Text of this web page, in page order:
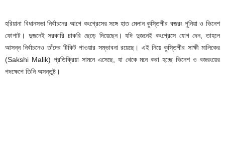
হরিয়ানা বিধানসভা নির্বাচনের আগে কংগ্রেসের সঙ্গে হাত মেলান কুস্তিগীর বজরং পুনিয়া ও ভিনেশ
ফোগাট। দুজনেই সরকারি চাকরি ছেড়ে দিয়েছেন। যদি দুজনেই কংগ্রেসে যোগ দেন, তাহলে
আসন্ন নির্বাচনেও তাঁদের টিকিট পাওয়ার সম্ভাবনা রয়েছে। এই নিয়ে কুস্তিগীর সাক্ষী মালিকের
(Sakshi Malik) প্রতিক্রিয়া সামনে এসেছে, যা থেকে মনে করা হচ্ছে ভিনেশ ও বজরংয়ের
পদক্ষেপে তিনি অসন্তুষ্ট।